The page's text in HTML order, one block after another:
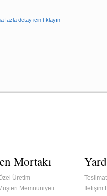
fazla detay için tıklayın
Mortakı
Üretim
Memnuniyeti
İletişim